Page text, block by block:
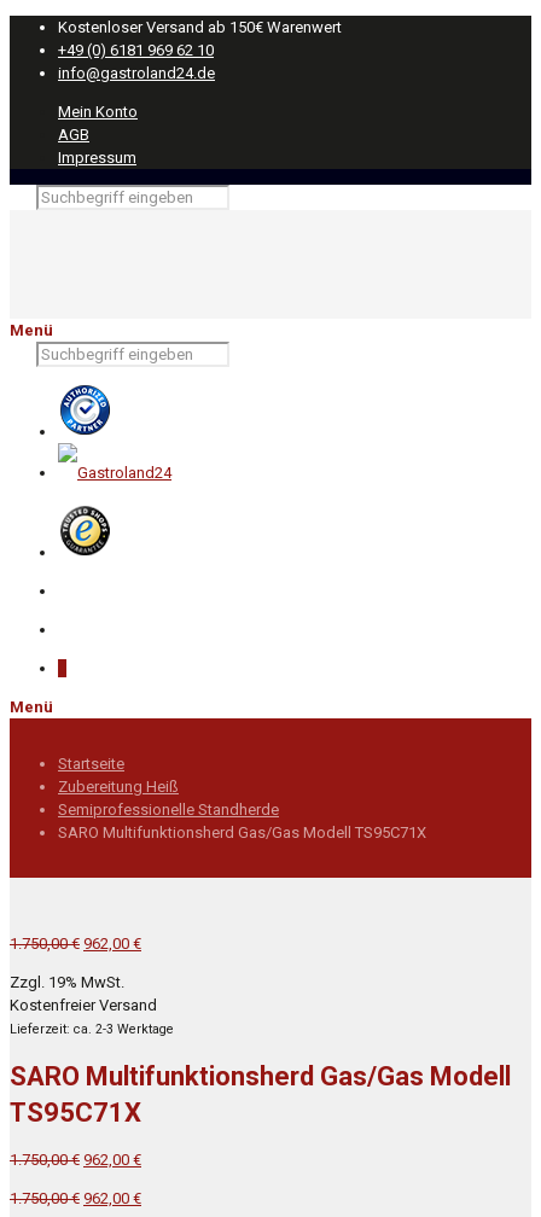
Kostenloser Versand ab 150€ Warenwert
+49 (0) 6181 969 62 10
info@gastroland24.de
Mein Konto
AGB
Impressum
Menü
Menü
Startseite
Zubereitung Heiß
Semiprofessionelle Standherde
SARO Multifunktionsherd Gas/Gas Modell TS95C71X
1.750,00€ Ursprünglicher
war:
1.750,00 €
962,00 €Aktueller
962,00 €.
Zzgl. 19% MwSt.
Kostenfreier Versand
Lieferzeit: ca. 2-3 Werktage
SARO Multifunktionsherd Gas/Gas Modell
TS95C71X
1.750,00€ Ursprünglicher
war:
962,00 €Aktueller
ist:
1.750,00€ Ursprünglicher
962,00 €Aktueller